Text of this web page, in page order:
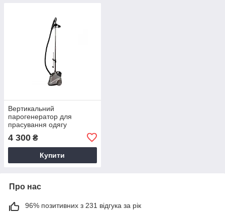
Вертикальний
парогенератор для
прасування одягу
4 300 ₴
Купити
Про нас
96% позитивних з 231 відгука за рік